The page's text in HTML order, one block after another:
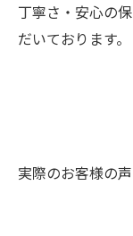
丁寧さ・安心の
だいております。
実際のお客様の声